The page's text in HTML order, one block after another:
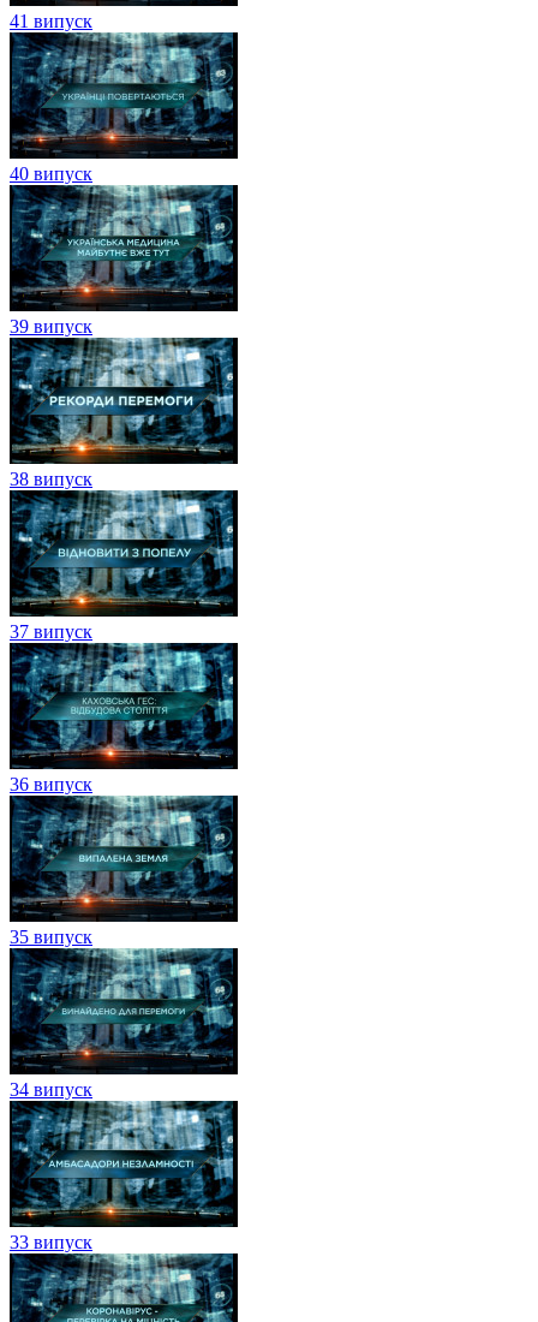
41 випуск
40 випуск
39 випуск
38 випуск
37 випуск
36 випуск
35 випуск
34 випуск
33 випуск